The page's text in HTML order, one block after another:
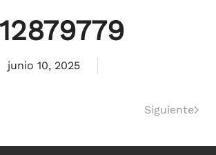
12879779
junio 10, 2025
Siguiente